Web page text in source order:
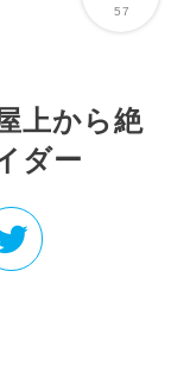
57
上から絶
ダー